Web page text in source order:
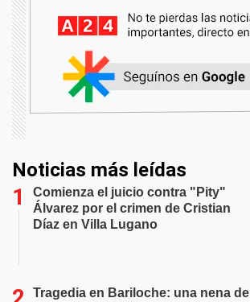
Noticias más leídas
Comienza el juicio contra "Pity"
Álvarez por el crimen de Cristian
Díaz en Villa Lugano
Tragedia en Bariloche: una nena de